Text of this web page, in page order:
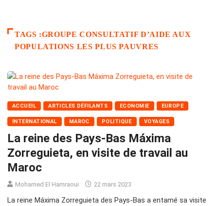
TAGS :GROUPE CONSULTATIF D’AIDE AUX
POPULATIONS LES PLUS PAUVRES
ACCUEIL ARTICLES DÉFILANTS ECONOMIE EUROPE
INTERNATIONAL MAROC POLITIQUE VOYAGES
La reine des Pays-Bas Máxima
Zorreguieta, en visite de travail au
Maroc
Mohamed El Hamraoui 22 mars 2023
La reine Máxima Zorreguieta des Pays-Bas a entamé sa visite